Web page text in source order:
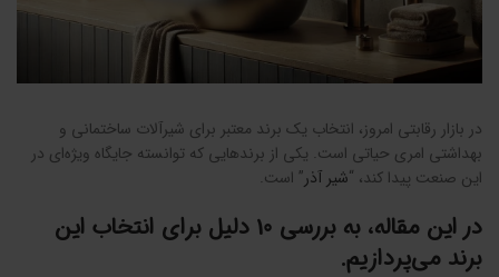
در بازار رقابتی امروز، انتخاب یک برند معتبر برای شیرآلات ساختمانی و
بهداشتی امری حیاتی است. یکی از برندهایی که توانسته جایگاه ویژه‌ای در
این صنعت پیدا کند، “شیر آذر” است.
در این مقاله، به بررسی 10 دلیل برای انتخاب این
برند می‌پردازیم.